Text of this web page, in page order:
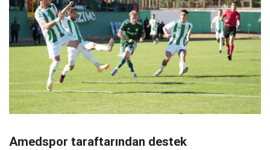
Amedspor taraftarından destek